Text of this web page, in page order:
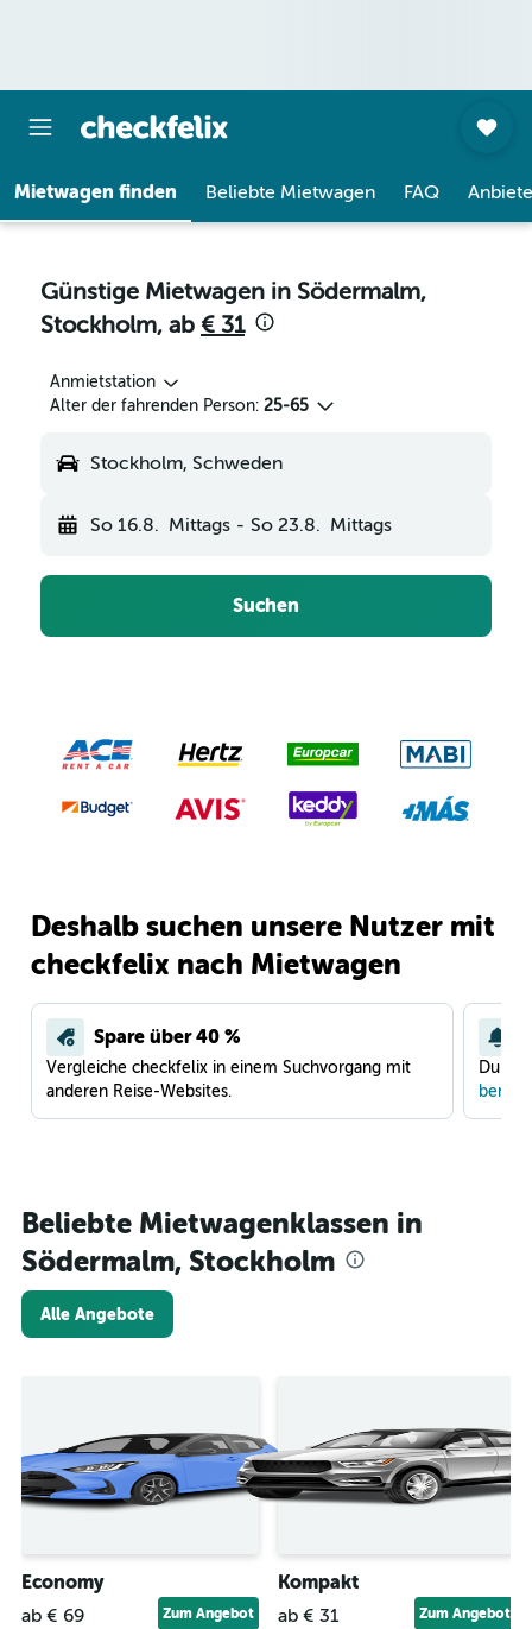
Mietwagen finden Beliebte Mietwagen FAQ
Günstige Mietwagen in Södermalm,
Stockholm, ab € 31
Anmietstation
Alter der fahrenden Person: 25-65
Stockholm, Schweden
So 16.8. Mittags - So 23.8. Mittags
Suchen
Deshalb suchen unsere Nutzer mit
checkfelix nach Mietwagen
Spare über 40 %
Vergleiche checkfelix in einem Suchvorgang mit
anderen Reise-Websites.
Du
Beliebte Mietwagenklassen in
Södermalm, Stockholm
Alle Angebote
Economy
ab € 69 Zum Angebot
Kompakt
ab € 31 Zum Angebot